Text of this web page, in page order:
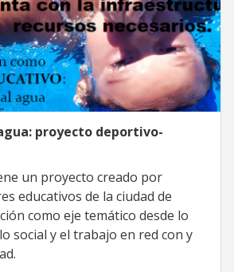
proyecto deportivo-
un proyecto creado por
educativos de la ciudad de
como eje temático desde lo
social y el trabajo en red con y